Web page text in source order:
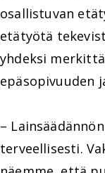
osallistuvan
etätyötä
yhdeksi
epäsopivuuden
–
terveellisesti.